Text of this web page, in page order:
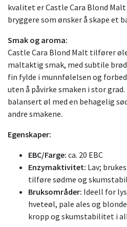
kvalitet er Castle Cara Blond
bryggere som ønsker å skape et
Smak og aroma:
Castle Cara Blond Malt tilfører
maltaktig smak, med subtile
fin fylde i munnfølelsen og
uten å påvirke smaken i stor
balansert øl med en behagelig
andre smakene.
Egenskaper:
EBC/Farge: ca. 20 EBC
Enzymaktivitet: Lav;
tilføre sødme og
Bruksområder: Ideell for
hveteøl, pale ales og
kropp og skumstabilitet i